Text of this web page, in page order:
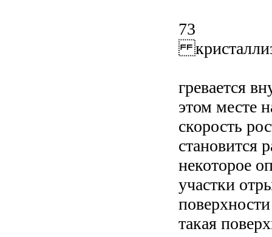
73
гревается
этом месте
скорость
становится
некоторое
участки
такая